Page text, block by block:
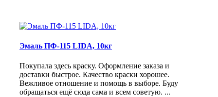
Эмаль ПФ-115 LIDA, 10кг
Покупала здесь краску. Оформление заказа и
доставки быстрое. Качество краски хорошее.
Вежливое отношение и помощь в выборе. Буду
обращаться ещё сюда сама и всем советую. ...